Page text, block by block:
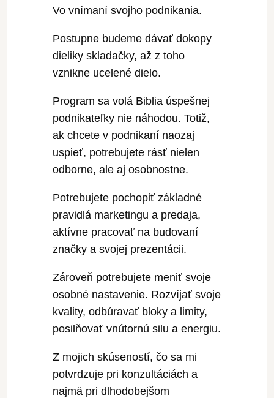
Vo vnímaní svojho podnikania.
Postupne budeme dávať dokopy
dieliky skladačky, až z toho
vznikne ucelené dielo.
Program sa volá Biblia úspešnej
podnikateľky nie náhodou. Totiž,
ak chcete v podnikaní naozaj
uspieť, potrebujete rásť nielen
odborne, ale aj osobnostne.
Potrebujete pochopiť základné
pravidlá marketingu a predaja,
aktívne pracovať na budovaní
značky a svojej prezentácii.
Zároveň potrebujete meniť svoje
osobné nastavenie. Rozvíjať svoje
kvality, odbúravať bloky a limity,
posilňovať vnútornú silu a energiu.
Z mojich skúseností, čo sa mi
potvrdzuje pri konzultáciách a
najmä pri dlhodobejšom